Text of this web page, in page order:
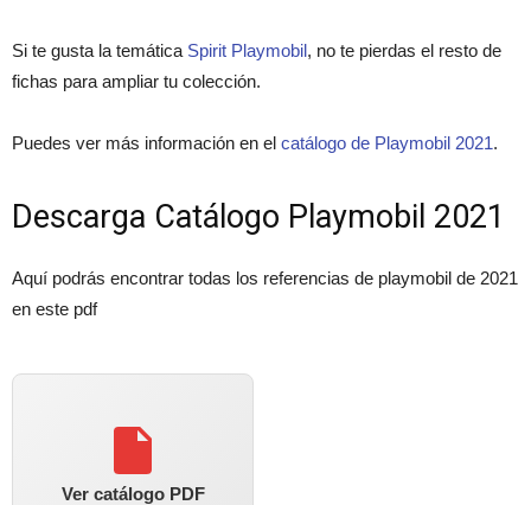
Si te gusta la temática Spirit Playmobil, no te pierdas el resto de
fichas para ampliar tu colección.
Puedes ver más información en el catálogo de Playmobil 2021.
Descarga Catálogo Playmobil 2021
Aquí podrás encontrar todas los referencias de playmobil de 2021
en este pdf
Ver catálogo PDF